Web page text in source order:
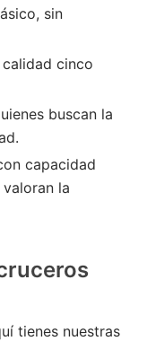
sin
cinco
buscan la
capacidad
la
tienes nuestras